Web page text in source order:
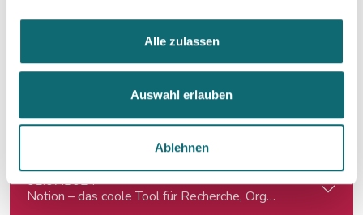
Alle zulassen
Auswahl erlauben
Ablehnen
Auftritt vor der Kamera – souverän und authentisch
01.07.2024
Notion – das coole Tool für Recherche, Organisation &